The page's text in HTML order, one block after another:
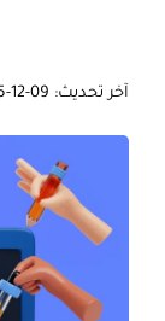
آخر تحديث: 09-12-2025